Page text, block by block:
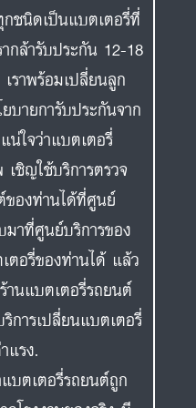
ชนิดเป็นแบตเตอรี่ที่
กล้ารับประกัน 12-18
ราพร้อมเปลี่ยนลูก
บายการับประกันจาก
น่ใจว่าแบตเตอรี่
ชิญใช้บริการตรวจ
องท่านได้ที่ศูนย์
มาที่ศูนย์บริการของ
ตอรี่ของท่านได้ แล้ว
านแบตเตอรี่รถยนต์
ารเปลี่ยนแบตเตอรี่
รง.
บตเตอรี่รถยนต์ถูก